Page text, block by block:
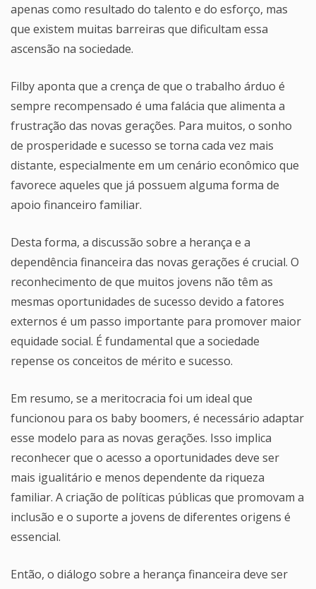
apenas como resultado do talento e do esforço, mas
que existem muitas barreiras que dificultam essa
ascensão na sociedade.
Filby aponta que a crença de que o trabalho árduo é
sempre recompensado é uma falácia que alimenta a
frustração das novas gerações. Para muitos, o sonho
de prosperidade e sucesso se torna cada vez mais
distante, especialmente em um cenário econômico que
favorece aqueles que já possuem alguma forma de
apoio financeiro familiar.
Desta forma, a discussão sobre a herança e a
dependência financeira das novas gerações é crucial. O
reconhecimento de que muitos jovens não têm as
mesmas oportunidades de sucesso devido a fatores
externos é um passo importante para promover maior
equidade social. É fundamental que a sociedade
repense os conceitos de mérito e sucesso.
Em resumo, se a meritocracia foi um ideal que
funcionou para os baby boomers, é necessário adaptar
esse modelo para as novas gerações. Isso implica
reconhecer que o acesso a oportunidades deve ser
mais igualitário e menos dependente da riqueza
familiar. A criação de políticas públicas que promovam a
inclusão e o suporte a jovens de diferentes origens é
essencial.
Então, o diálogo sobre a herança financeira deve ser